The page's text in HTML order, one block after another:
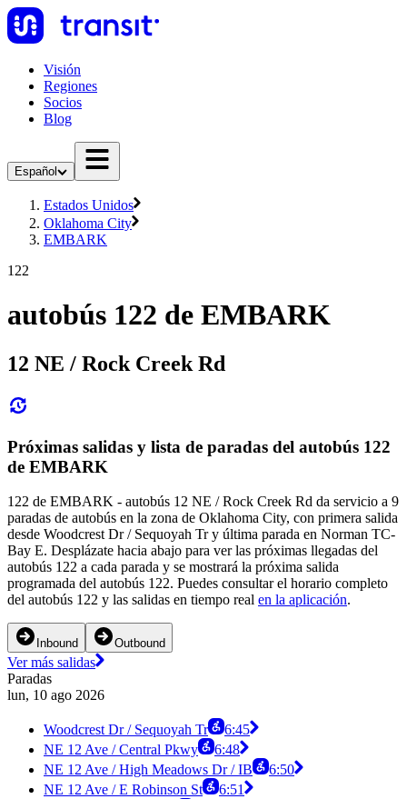
Visión
Regiones
Socios
Blog
Español
Estados Unidos
Oklahoma City
EMBARK
122
autobús 122 de EMBARK
12 NE / Rock Creek Rd
Próximas salidas y lista de paradas del autobús 122
de EMBARK
122 de EMBARK - autobús 12 NE / Rock Creek Rd da servicio a 9
paradas de autobús en la zona de Oklahoma City, con primera salida
desde Woodcrest Dr / Sequoyah Tr y última parada en Norman TC-
Bay E. Desplázate hacia abajo para ver las próximas llegadas del
autobús 122 a cada parada y se mostrará la próxima salida
programada del autobús 122. Puedes consultar el horario completo
del autobús 122 y las salidas en tiempo real en la aplicación.
Inbound Outbound
Ver más salidas
Paradas
lun, 10 ago 2026
Woodcrest Dr / Sequoyah Tr
6:45
NE 12 Ave / Central Pkwy
6:48
NE 12 Ave / High Meadows Dr / IB
6:50
NE 12 Ave / E Robinson St
6:51